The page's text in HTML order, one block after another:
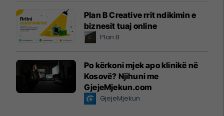
Plan B Creative rrit ndikimin e
biznesit tuaj online
Plan B
Po kërkoni mjek apo klinikë në
Kosovë? Njihuni me
GjejeMjekun.com
GjejeMjekun